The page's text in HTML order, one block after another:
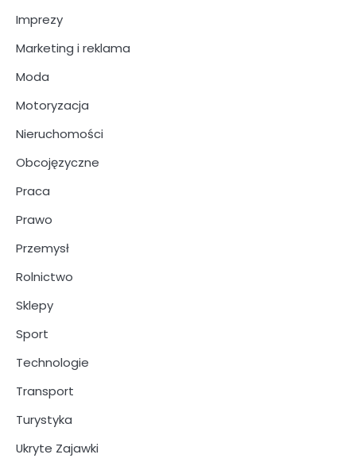
Imprezy
Marketing i reklama
Moda
Motoryzacja
Nieruchomości
Obcojęzyczne
Praca
Prawo
Przemysł
Rolnictwo
Sklepy
Sport
Technologie
Transport
Turystyka
Ukryte Zajawki